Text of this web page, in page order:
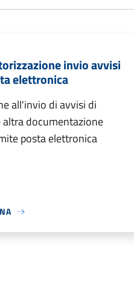
invio avvisi
elettronica
all'invio di avvisi di
altra documentazione
posta elettronica